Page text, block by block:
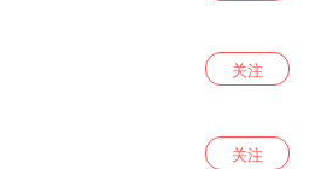
关注
关注